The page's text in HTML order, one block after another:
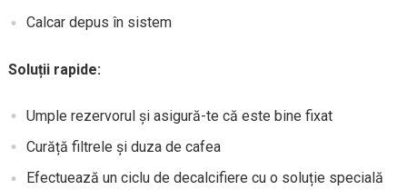
Calcar depus în sistem
Soluții rapide:
Umple rezervorul și asigură-te că este bine fixat
Curăță filtrele și duza de cafea
Efectuează un ciclu de decalcifiere cu o soluție specială